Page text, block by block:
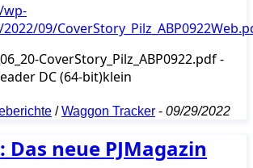
wp-
09/
/Waggon Tracker - 09/29/2022
Das neue PJMagazin